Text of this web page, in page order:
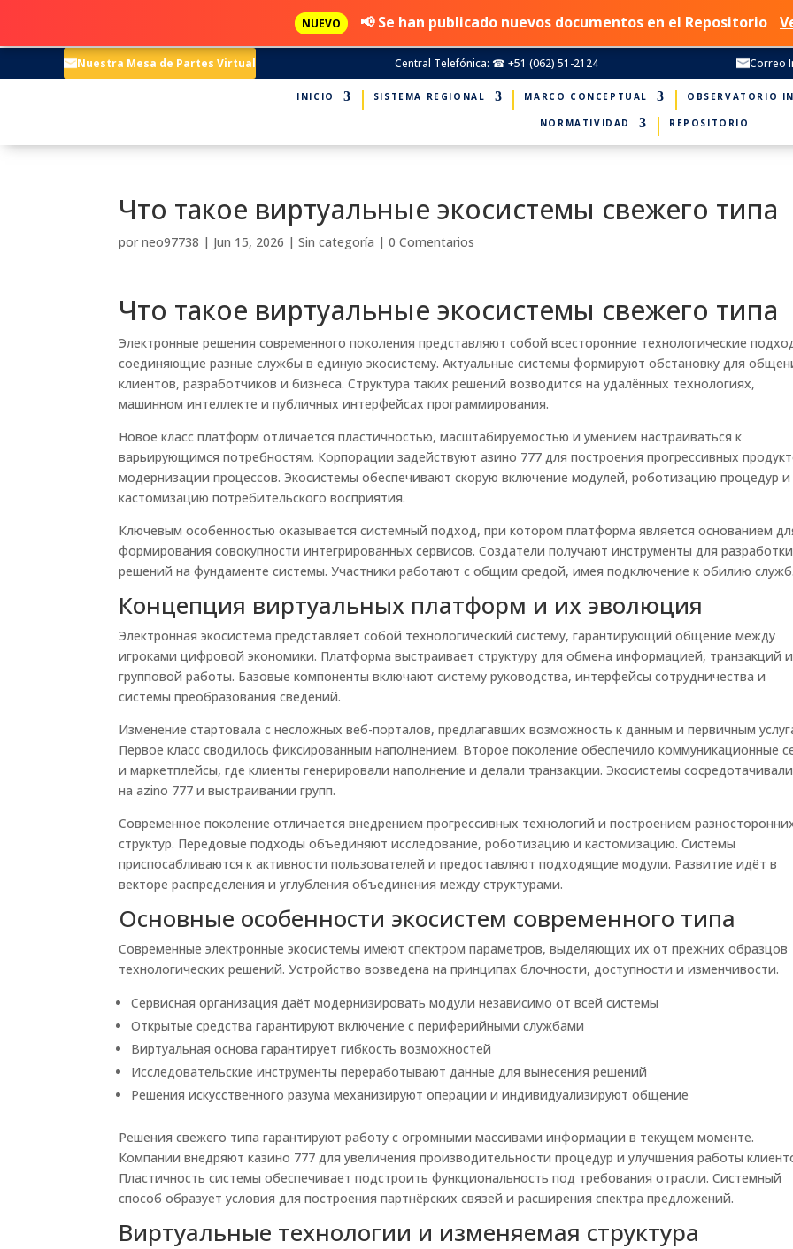
Nuestra Mesa de Partes Virtual Central Telefónica: ☎ +51 (062) 51-2124 Correo
INICIO SISTEMA REGIONAL MARCO CONCEPTUAL OBSERVATORIO
NORMATIVIDAD REPOSITORIO
Что такое виртуальные экосистемы свежего типа
porneo97738 | Jun 15, 2026 |Sin categoría |0 Comentarios
Что такое виртуальные экосистемы свежего типа
Электронные решения современного поколения представляют собой всесторонние технологические
соединяющие разные службы в единую экосистему. Актуальные системы формируют обстановку для
клиентов, разработчиков и бизнеса. Структура таких решений возводится на удалённых технологиях,
машинном интеллекте и публичных интерфейсах программирования.
Новое класс платформ отличается пластичностью, масштабируемостью и умением настраиваться к
варьирующимся потребностям. Корпорации задействуют азино 777 для построения прогрессивных
модернизации процессов. Экосистемы обеспечивают скорую включение модулей, роботизацию процедур и
кастомизацию потребительского восприятия.
Ключевым особенностью оказывается системный подход, при котором платформа является основанием
формирования совокупности интегрированных сервисов. Создатели получают инструменты для разработки
решений на фундаменте системы. Участники работают с общим средой, имея подключение к обилию служб.
Концепция виртуальных платформ и их эволюция
Электронная экосистема представляет собой технологический систему, гарантирующий общение между
игроками цифровой экономики. Платформа выстраивает структуру для обмена информацией, транзакций и
групповой работы. Базовые компоненты включают систему руководства, интерфейсы сотрудничества и
системы преобразования сведений.
Изменение стартовала с несложных веб-порталов, предлагавших возможность к данным и первичным
Первое класс сводилось фиксированным наполнением. Второе поколение обеспечило коммуникационные
и маркетплейсы, где клиенты генерировали наполнение и делали транзакции. Экосистемы
на azino 777 и выстраивании групп.
Современное поколение отличается внедрением прогрессивных технологий и построением
структур. Передовые подходы объединяют исследование, роботизацию и кастомизацию. Системы
приспосабливаются к активности пользователей и предоставляют подходящие модули. Развитие идёт в
векторе распределения и углубления объединения между структурами.
Основные особенности экосистем современного типа
Современные электронные экосистемы имеют спектром параметров, выделяющих их от прежних образцов
технологических решений. Устройство возведена на принципах блочности, доступности и изменчивости.
Сервисная организация даёт модернизировать модули независимо от всей системы
Открытые средства гарантируют включение с периферийными службами
Виртуальная основа гарантирует гибкость возможностей
Исследовательские инструменты переработывают данные для вынесения решений
Решения искусственного разума механизируют операции и индивидуализируют общение
Решения свежего типа гарантируют работу с огромными массивами информации в текущем моменте.
Компании внедряют казино 777 для увеличения производительности процедур и улучшения работы
Пластичность системы обеспечивает подстроить функциональность под требования отрасли. Системный
способ образует условия для построения партнёрских связей и расширения спектра предложений.
Виртуальные технологии и изменяемая структура
NUEVO 📢 Se han publicado nuevos documentos en el Repositorio